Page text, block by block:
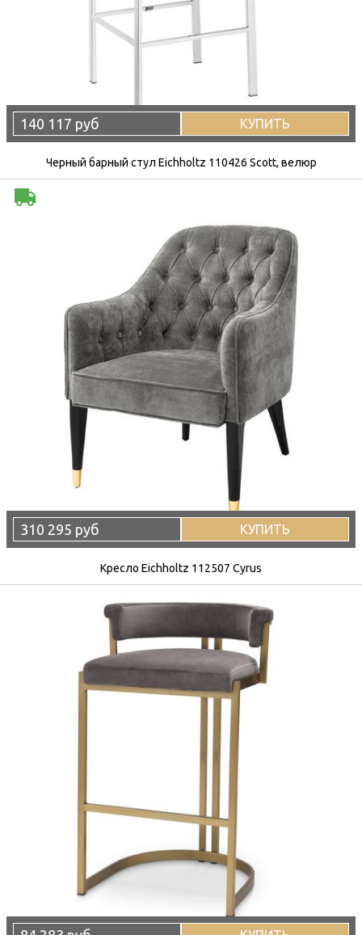
140 117 руб КУПИТЬ
Черный барный стул Eichholtz 110426 Scott, велюр
310 295 руб КУПИТЬ
Кресло Eichholtz 112507 Cyrus